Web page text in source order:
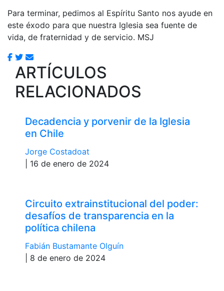
Para terminar, pedimos al Espíritu Santo nos ayude en
este éxodo para que nuestra Iglesia sea fuente de
vida, de fraternidad y de servicio. MSJ
ARTÍCULOS
RELACIONADOS
Decadencia y porvenir de la Iglesia
en Chile
Jorge Costadoat
| 16 de enero de 2024
Circuito extrainstitucional del poder:
desafíos de transparencia en la
política chilena
Fabián Bustamante Olguín
| 8 de enero de 2024